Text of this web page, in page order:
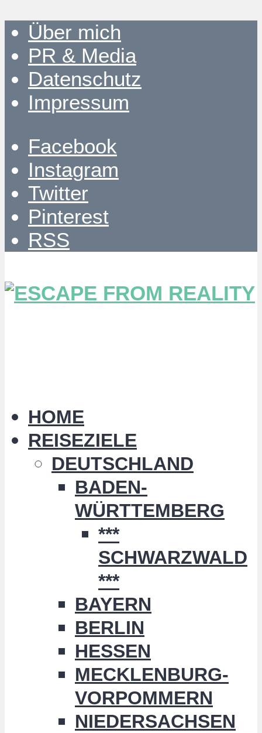
Über mich
PR & Media
Datenschutz
Impressum
Facebook
Instagram
Twitter
Pinterest
RSS
HOME
REISEZIELE
DEUTSCHLAND
BADEN-
WÜRTTEMBERG
***
SCHWARZWALD
***
BAYERN
BERLIN
HESSEN
MECKLENBURG-
VORPOMMERN
NIEDERSACHSEN